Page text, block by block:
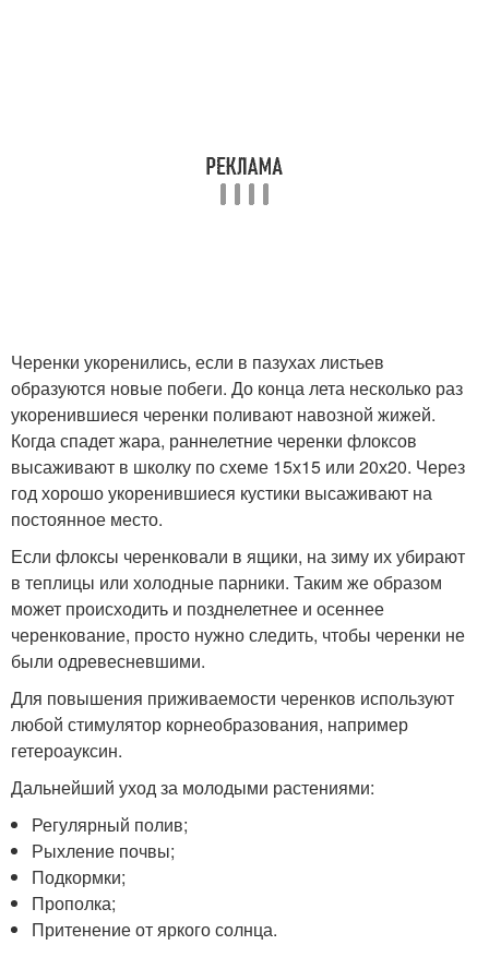
Черенки укоренились, если в пазухах листьев
образуются новые побеги. До конца лета несколько раз
укоренившиеся черенки поливают навозной жижей.
Когда спадет жара, раннелетние черенки флоксов
высаживают в школку по схеме 15х15 или 20х20. Через
год хорошо укоренившиеся кустики высаживают на
постоянное место.
Если флоксы черенковали в ящики, на зиму их убирают
в теплицы или холодные парники. Таким же образом
может происходить и позднелетнее и осеннее
черенкование, просто нужно следить, чтобы черенки не
были одревесневшими.
Для повышения приживаемости черенков используют
любой стимулятор корнеобразования, например
гетероауксин.
Дальнейший уход за молодыми растениями:
Регулярный полив;
Рыхление почвы;
Подкормки;
Прополка;
Притенение от яркого солнца.